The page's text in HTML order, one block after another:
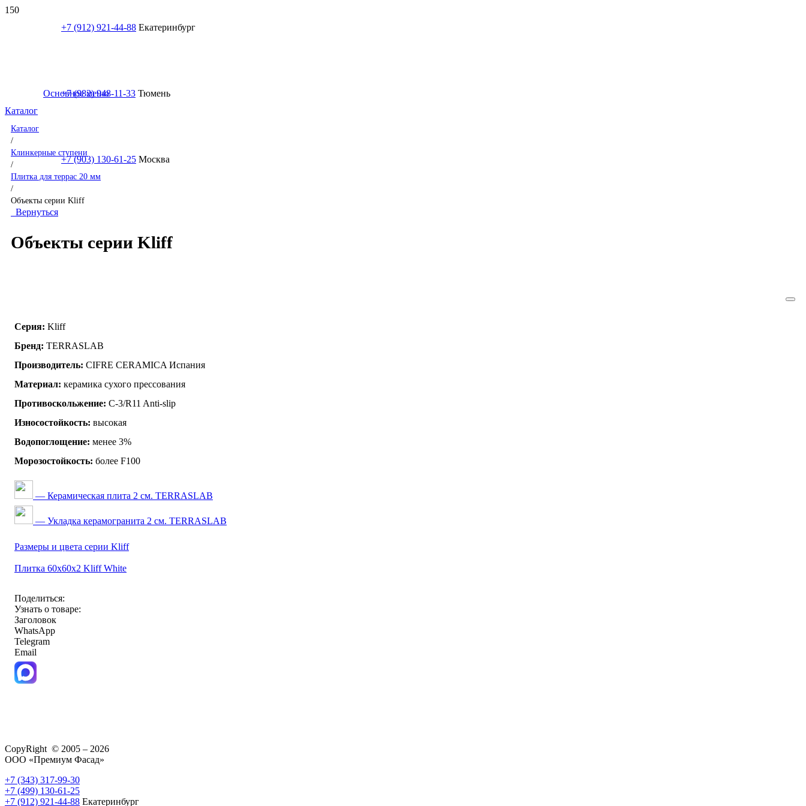
+7 (912) 921-44-88 Екатеринбург
+7 (982) 948-11-33 Тюмень
+7 (903) 130-61-25 Москва
Основное меню
Каталог
Каталог
/
Клинкерные ступени
/
Плитка для террас 20 мм
/
Объекты серии Kliff
Вернуться
Объекты серии Kliff
Серия: Kliff
Бренд: TERRASLAB
Производитель: CIFRE CERAMICA Испания
Материал: керамика сухого прессования
Противоскольжение: C-3/R11 Anti-slip
Износостойкость: высокая
Водопоглощение: менее 3%
Морозостойкость: более F100
— Керамическая плита 2 см. TERRASLAB
— Укладка керамогранита 2 см. TERRASLAB
Размеры и цвета серии Kliff
Плитка 60x60x2 Kliff White
Поделиться:
Узнать о товаре:
Заголовок
WhatsApp
Telegram
Email
CopyRight © 2005 – 2026
ООО «Премиум Фасад»
+7 (343) 317-99-30
+7 (499) 130-61-25
+7 (912) 921-44-88 Екатеринбург